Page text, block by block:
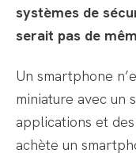
systèmes de
serait pas de
Un smartphone
miniature avec un
applications et
achète un